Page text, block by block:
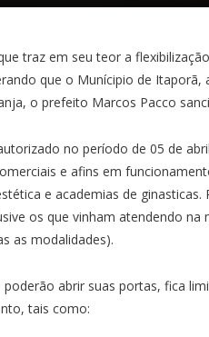
traz em seu teor a
que o Munícipio de Itaporã,
o prefeito Marcos Pacco
no período de 05 de
e afins em
e academias de
os que vinham atendendo na
as modalidades).
abrir suas portas, fica
tais como: